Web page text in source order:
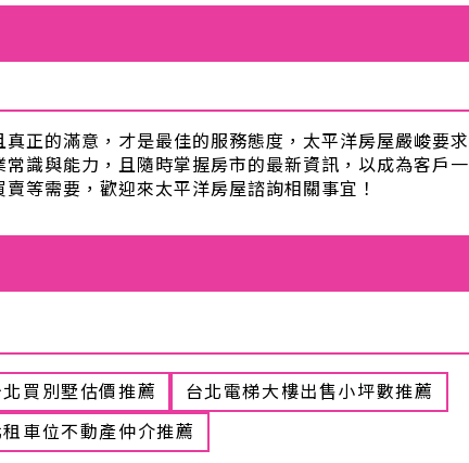
正的滿意，才是最佳的服務態度，太平洋房屋嚴峻要求
識與能力，且隨時掌握房市的最新資訊，以成為客戶一
等需要，歡迎來太平洋房屋諮詢相關事宜！
北買別墅估價推薦
台北電梯大樓出售小坪數推薦
車位不動產仲介推薦